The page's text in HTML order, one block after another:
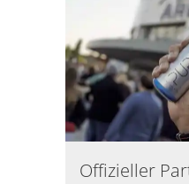
Offizieller